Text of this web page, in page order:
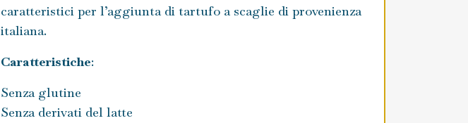
caratteristici per l’aggiunta di tartufo a scaglie di provenienza
italiana.
Caratteristiche:
Senza glutine
Senza derivati del latte